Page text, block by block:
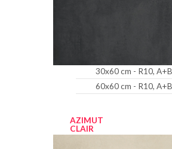
30x60 cm - R10, A+B
60x60 cm - R10, A+B
AZIMUT
CLAIR